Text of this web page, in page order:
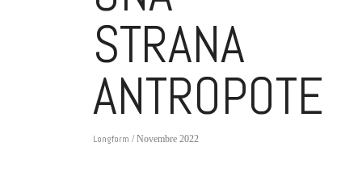
STRANA
Longform / Novembre 2022